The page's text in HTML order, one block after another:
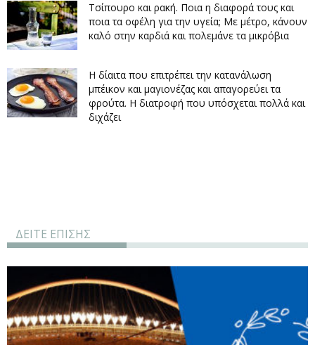
Τσίπουρο και ρακή. Ποια η διαφορά τους και
ποια τα οφέλη για την υγεία; Με μέτρο, κάνουν
καλό στην καρδιά και πολεμάνε τα μικρόβια
Η δίαιτα που επιτρέπει την κατανάλωση
μπέικον και μαγιονέζας και απαγορεύει τα
φρούτα. Η διατροφή που υπόσχεται πολλά και
διχάζει
ΔΕΙΤΕ ΕΠΙΣΗΣ